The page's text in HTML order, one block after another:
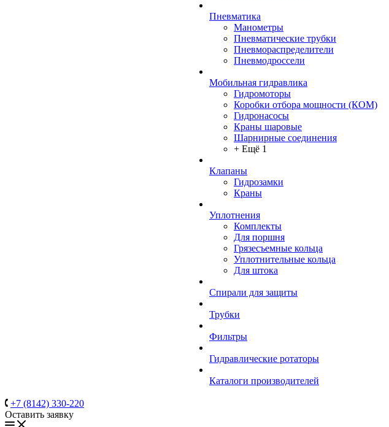
Пневматика
Манометры
Пневматические трубки
Пневмораспределители
Пневмодроссели
Мобильная гидравлика
Гидромоторы
Коробки отбора мощности (КОМ)
Гидронасосы
Краны шаровые
Шарнирные соединения
+ Ещё 1
Клапаны
Гидрозамки
Краны
Уплотнения
Комплекты
Для поршня
Грязесъемные кольца
Уплотнительные кольца
Для штока
Спирали для защиты
Трубки
Фильтры
Гидравлические ротаторы
Каталоги производителей
+7 (8142) 330-220
Оставить заявку